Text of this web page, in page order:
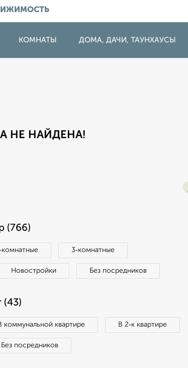
КОМНАТЫ ДОМА, ДАЧИ, ТАУНХАУСЫ
НЕ НАЙДЕНА!
(766)
3‑комнатные
Новостройки Без посредников
(43)
коммунальной квартире В 2‑к квартире
Без посредников